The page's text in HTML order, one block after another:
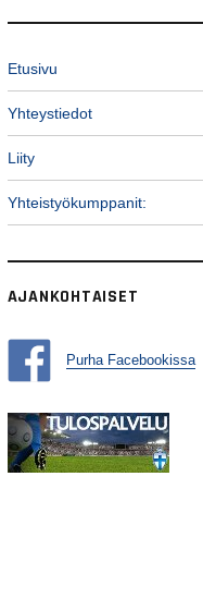
Etusivu
Yhteystiedot
Liity
Yhteistyökumppanit:
AJANKOHTAISET
Purha Facebookissa